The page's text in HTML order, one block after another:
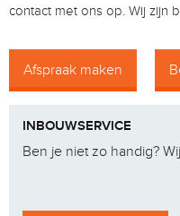
contact met ons op. Wij zijn
Afspraak maken
INBOUWSERVICE
Ben je niet zo handig?